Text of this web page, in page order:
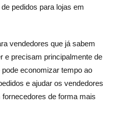
pedidos para lojas em
vendedores que já sabem
e precisam principalmente de
economizar tempo ao
e ajudar os vendedores
de forma mais